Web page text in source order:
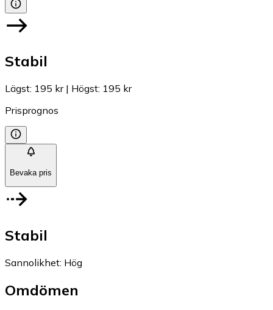
Stabil
Lägst: 195 kr| Högst: 195 kr
Prisprognos
Bevaka pris
Stabil
Sannolikhet: Hög
Omdömen